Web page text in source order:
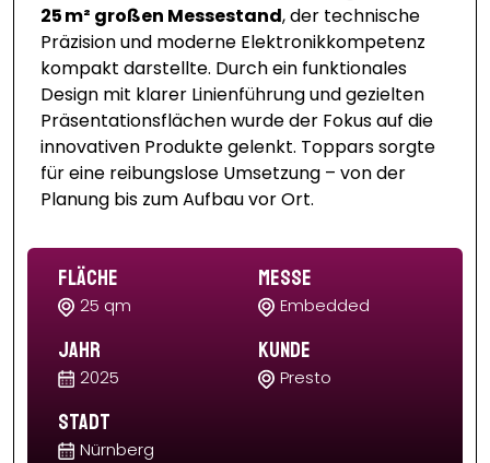
25 m² großen Messestand, der technische
Präzision und moderne Elektronikkompetenz
kompakt darstellte. Durch ein funktionales
Design mit klarer Linienführung und gezielten
Präsentationsflächen wurde der Fokus auf die
innovativen Produkte gelenkt. Toppars sorgte
für eine reibungslose Umsetzung – von der
Planung bis zum Aufbau vor Ort.
Fläche
25 qm
Messe
Embedded
Jahr
2025
Kunde
Presto
Stadt
Nürnberg